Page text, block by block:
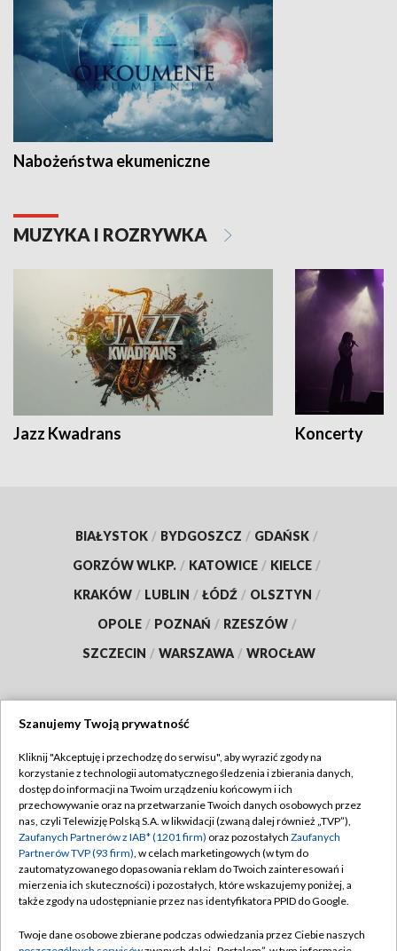
Nabożeństwa ekumeniczne
MUZYKA I ROZRYWKA
Jazz Kwadrans Koncerty
BIAŁYSTOK / BYDGOSZCZ / GDAŃSK /
GORZÓW WLKP. / KATOWICE / KIELCE /
KRAKÓW / LUBLIN / ŁÓDŹ / OLSZTYN /
OPOLE / POZNAŃ / RZESZÓW /
SZCZECIN / WARSZAWA / WROCŁAW
TVP
Abonament TVP
Emisja w TVP
Centrum informacji TVP
Naziemna Telewizja Cyfrowa
Regulamin TVP
Polityka prywatności
Moje zgody
Pomoc
Szanujemy Twoją prywatność
Kliknij "Akceptuję i przechodzę do serwisu", aby wyrazić zgody na
korzystanie z technologii automatycznego śledzenia i zbierania danych,
dostęp do informacji na Twoim urządzeniu końcowym i ich
przechowywanie oraz na przetwarzanie Twoich danych osobowych przez
nas, czyli Telewizję Polską S.A. w likwidacji (zwaną dalej również „TVP”),
Zaufanych Partnerów z IAB* (1201 firm) oraz pozostałych Zaufanych
Partnerów TVP (93 firm), w celach marketingowych (w tym do
zautomatyzowanego dopasowania reklam do Twoich zainteresowań i
mierzenia ich skuteczności) i pozostałych, które wskazujemy poniżej, a
także zgody na udostępnianie przez nas identyfikatora PPID do Google.
Twoje dane osobowe zbierane podczas odwiedzania przez Ciebie naszych